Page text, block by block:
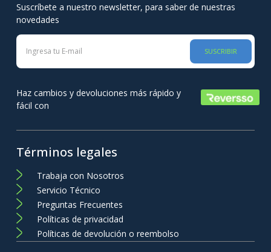
Suscríbete a nuestro newsletter, para saber de nuestras
novedades
SUSCRIBIR
Haz cambios y devoluciones más rápido y
fácil con
Términos legales
Trabaja con Nosotros
Servicio Técnico
Preguntas Frecuentes
Políticas de privacidad
Políticas de devolución o reembolso